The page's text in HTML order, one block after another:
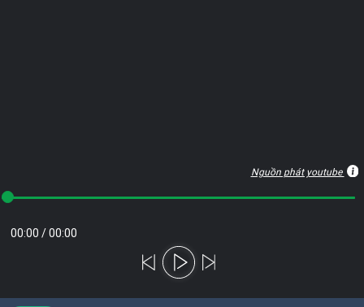
Nguồn phát youtube
00:00 /00:00